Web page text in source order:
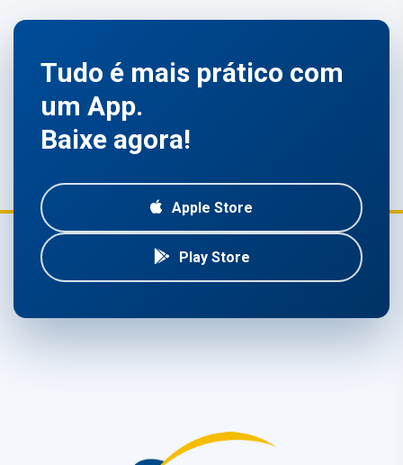
Tudo é mais prático com
um App.
Baixe agora!
Apple Store
Play Store